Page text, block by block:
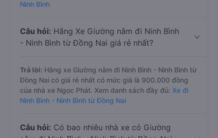
Ninh Bình
Câu hỏi: Hãng Xe Giường nằm đi Ninh Bình
- Ninh Bình từ Đồng Nai giá rẻ nhất?
Trả lời: Hãng xe Giường nằm đi Ninh Bình - Ninh Bình từ
Đồng Nai có giá rẻ nhất có mức giá là 900.000 đồng
của nhà xe Ngọc Phát. Xem danh sách đầy đủ: Xe đi
Ninh Bình - Ninh Bình từ Đồng Nai
Câu hỏi: Có bao nhiêu nhà xe có Giường